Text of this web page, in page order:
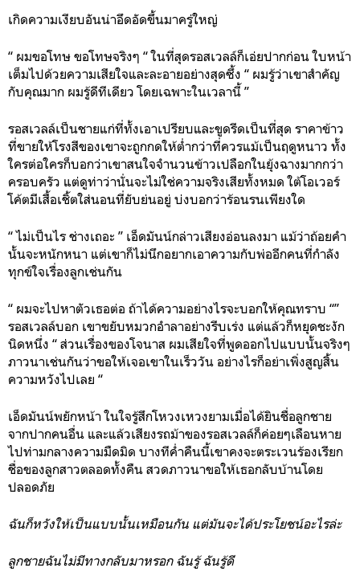
เกิดความเงียบอันน่าอึดอัดขึ้นมาครู่ใหญ่
“ ผมขอโทษ ขอโทษจริงๆ “ ในที่สุดรอสเวลล์ก็เอ่ยปากก่อน ใบหน้า
เต็มไปด้วยความเสียใจและละอายอย่างสุดซึ้ง “ ผมรู้ว่าเขาสำคัญ
กับคุณมาก ผมรู้ดีทีเดียว โดยเฉพาะในเวลานี้ ”
รอสเวลล์เป็นชายแก่ที่ทั้งเอาเปรียบและขูดรีดเป็นที่สุด ราคาข้าว
ที่ขายให้โรงสีของเขาจะถูกกดให้ต่ำกว่าที่ควรแม้เป็นฤดูหนาว ทั้ง
ใครต่อใครก็บอกว่าเขาสนใจจำนวนข้าวเปลือกในยุ้งฉางมากกว่า
ครอบครัว แต่ดูท่าว่านั่นจะไม่ใช่ความจริงเสียทั้งหมด ใต้โอเวอร์
โค้ตมีเสื้อเชิ้ตใส่นอนที่ยับย่นอยู่ บ่งบอกว่าร้อนรนเพียงใด
“ ไม่เป็นไร ช่างเถอะ ” เอ็ดมันน์กล่าวเสียงอ่อนลงมา แม้ว่าถ้อยคำ
นั้นจะหนักหนา แต่เขาก็ไม่นึกอยากเอาความกับพ่ออีกคนที่กำลัง
ทุกข์ใจเรื่องลูกเช่นกัน
“ ผมจะไปหาตัวเธอต่อ ถ้าได้ความอย่างไรจะบอกให้คุณทราบ “”
รอสเวลล์บอก เขาขยับหมวกอำลาอย่างรีบเร่ง แต่แล้วก็หยุดชะงัก
นิดหนึ่ง “ ส่วนเรื่องของโจนาส ผมเสียใจที่พูดออกไปแบบนั้นจริงๆ
ภาวนาเช่นกันว่าขอให้เจอเขาในเร็ววัน อย่างไรก็อย่าเพิ่งสูญสิ้น
ความหวังไปเลย “
เอ็ดมันน์พยักหน้า ในใจรู้สึกโหวงเหวงยามเมื่อได้ยินชื่อลูกชาย
จากปากคนอื่น และแล้วเสียงรถม้าของรอสเวลล์ก็ค่อยๆเลือนหาย
ไปท่ามกลางความมืดมิด บางทีค่ำคืนนี้เขาคงจะตระเวนร้องเรียก
ชื่อของลูกสาวตลอดทั้งคืน สวดภาวนาขอให้เธอกลับบ้านโดย
ปลอดภัย
ฉันก็หวังให้เป็นแบบนั้นเหมือนกัน แต่มันจะได้ประโยชน์อะไรล่ะ
ลูกชายฉันไม่มีทางกลับมาหรอก ฉันรู้ ฉันรู้ดี